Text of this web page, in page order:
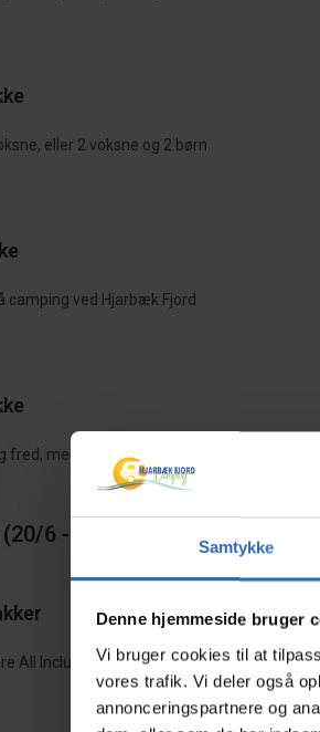
Samtykke
Denne hjemmeside bruger
Vi bruger cookies til at
vores trafik. Vi deler også
annonceringspartnere og
eller 2 voksne og 2 børn
camping ved Hjarbæk Fjord
fred, med "højt til himlen"
6 - 16/8)
All Inclusive sommerpakker